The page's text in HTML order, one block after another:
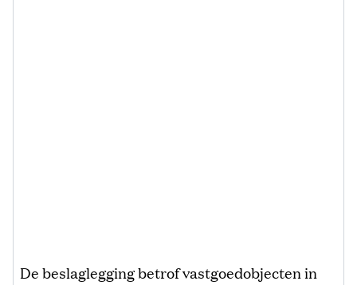
De beslaglegging betrof vastgoedobjecten in